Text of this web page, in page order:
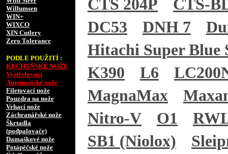
Willumsen
WIN+
WIXCO
XIN Cutlery
Zero Tolerance
PODLE POUŽITÍ :
KUCHYŇSKÉ NOŽE
Vystřelovací
Automatické nože
Filetovací nože
Pouzdra na nože
Vrhací nože
Záchranářské nože
Škrtadla
(podpalovače)
Damaškové nože
Potápěčské nože
CTS 204P
CTS-
DC53
DNH 7
Hitachi Super Blue
K390
L6
MagnaMax
Nitro-V
O1
SB1 (Niolox)